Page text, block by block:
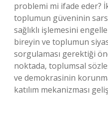
problemi mi ifade eder?
toplumun güveninin
sağlıklı işlemesini
bireyin ve toplumun
sorgulaması gerektiği
noktada, toplumsal
ve demokrasinin
katılım mekanizması